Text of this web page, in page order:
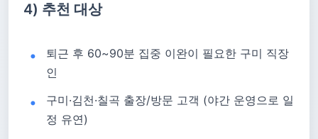
4) 추천 대상
퇴근 후 60~90분 집중 이완이 필요한 구미 직장
인
구미·김천·칠곡 출장/방문 고객 (야간 운영으로 일
정 유연)